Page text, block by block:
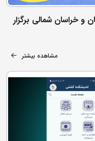
و خراسان شمالی برگزار
مشاهده بیشتر